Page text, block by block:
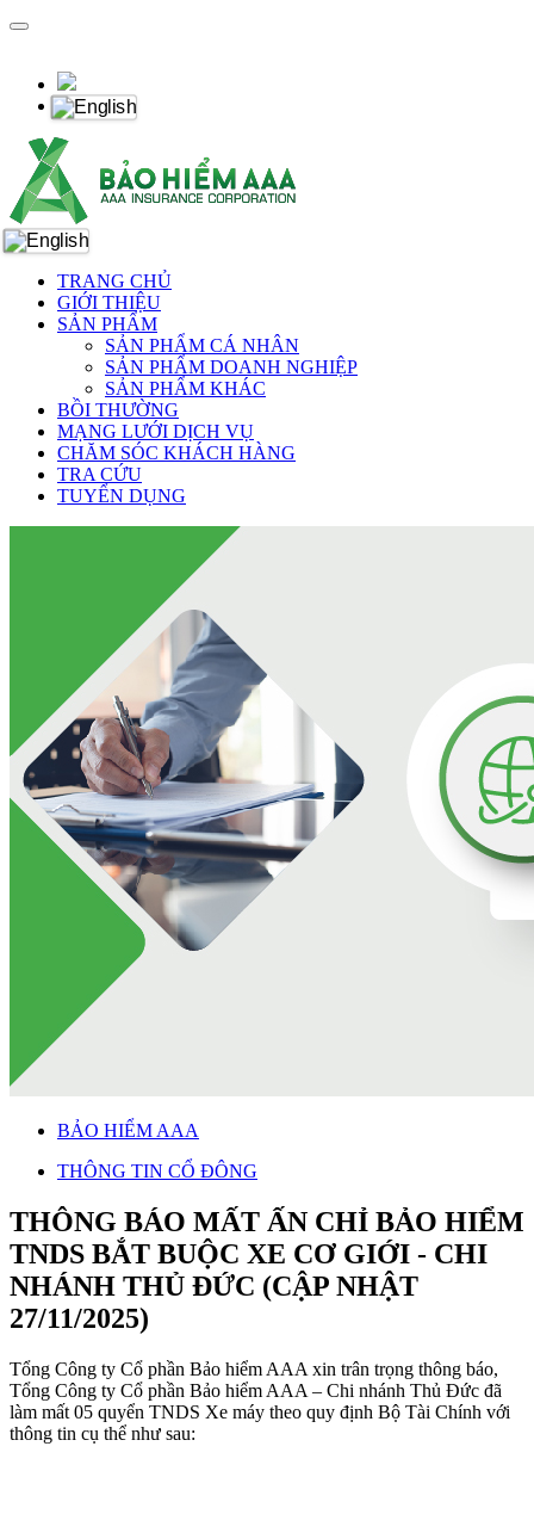
TRANG CHỦ
GIỚI THIỆU
SẢN PHẨM
SẢN PHẨM CÁ NHÂN
SẢN PHẨM DOANH NGHIỆP
SẢN PHẨM KHÁC
BỒI THƯỜNG
MẠNG LƯỚI DỊCH VỤ
CHĂM SÓC KHÁCH HÀNG
TRA CỨU
TUYỂN DỤNG
BẢO HIỂM AAA
THÔNG TIN CỔ ĐÔNG
THÔNG BÁO MẤT ẤN CHỈ BẢO HIỂM
TNDS BẮT BUỘC XE CƠ GIỚI - CHI
NHÁNH THỦ ĐỨC (CẬP NHẬT
27/11/2025)
Tổng Công ty Cổ phần Bảo hiểm AAA xin trân trọng thông báo,
Tổng Công ty Cổ phần Bảo hiểm AAA – Chi nhánh Thủ Đức đã
làm mất 05 quyển TNDS Xe máy theo quy định Bộ Tài Chính với
thông tin cụ thể như sau: